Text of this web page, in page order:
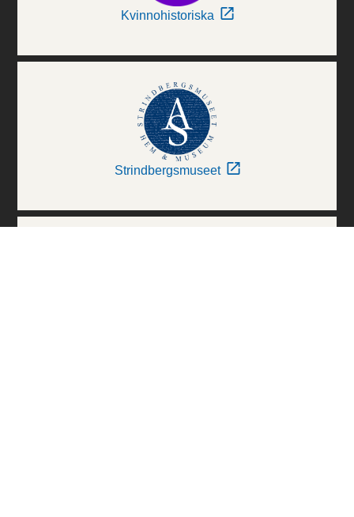
Kvinnohistoriska
Strindbergsmuseet